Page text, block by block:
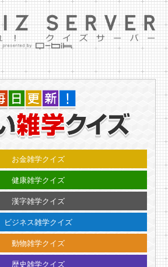
お金雑学クイズ
健康雑学クイズ
漢字雑学クイズ
ビジネス雑学クイズ
動物雑学クイズ
歴史雑学クイズ